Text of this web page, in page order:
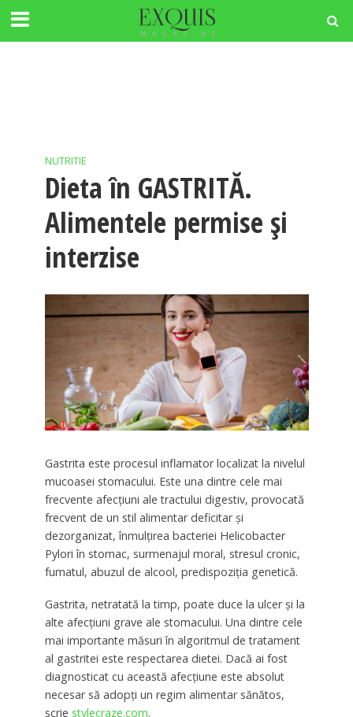
NUTRITIE
Dieta în GASTRITĂ.
Alimentele permise și
interzise
Gastrita este procesul inflamator localizat la nivelul
mucoasei stomacului. Este una dintre cele mai
frecvente afecțiuni ale tractului digestiv, provocată
frecvent de un stil alimentar deficitar și
dezorganizat, înmulțirea bacteriei Helicobacter
Pylori în stomac, surmenajul moral, stresul cronic,
fumatul, abuzul de alcool, predispoziția genetică.
Gastrita, netratată la timp, poate duce la ulcer și la
alte afecțiuni grave ale stomacului. Una dintre cele
mai importante măsuri în algoritmul de tratament
al gastritei este respectarea dietei. Dacă ai fost
diagnosticat cu această afecțiune este absolut
necesar să adopți un regim alimentar sănătos,
scrie stylecraze.com.